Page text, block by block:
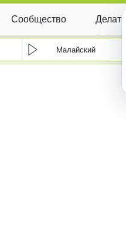
Сообщество Делать
Mалайский